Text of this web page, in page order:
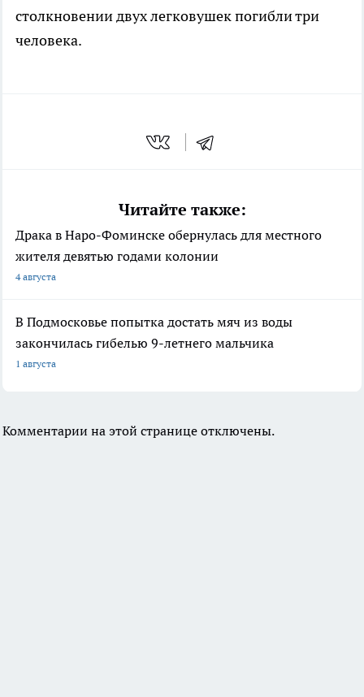
столкновении двух легковушек погибли три
человека.
Читайте также:
Драка в Наро-Фоминске обернулась для местного
жителя девятью годами колонии
4 августа
В Подмосковье попытка достать мяч из воды
закончилась гибелью 9-летнего мальчика
1 августа
Комментарии на этой странице отключены.